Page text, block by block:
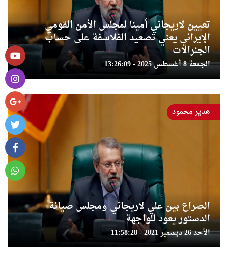
تعيين لاريجاني أمينا لمجلس الأمن القومي
الإيراني يعني تصعيد الفلاسفة على حساب
الجنرالات
الجمعة 8 أغسطس 2025 - 13:26:09
الصراع بين علي لاريجاني ومجلس صيانة
الدستور يعود للواجهة
الأحد 26 ديسمبر 2021 - 11:58:28
هدير محمود